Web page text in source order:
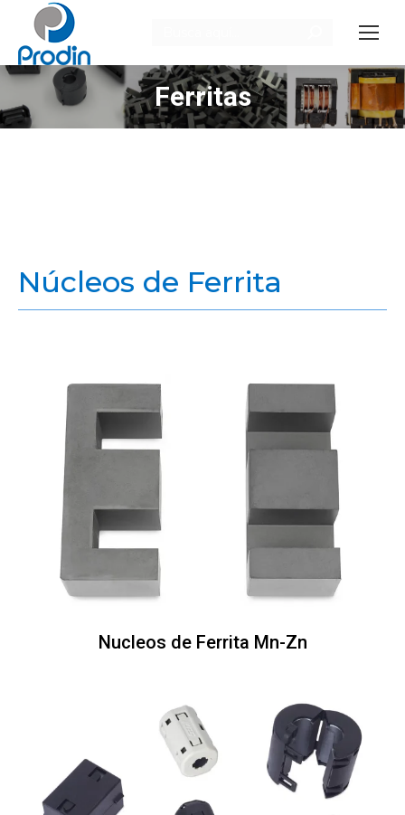
Ferritas
Estás aquí:
Núcleos de Ferrita
Nucleos de Ferrita Mn-Zn